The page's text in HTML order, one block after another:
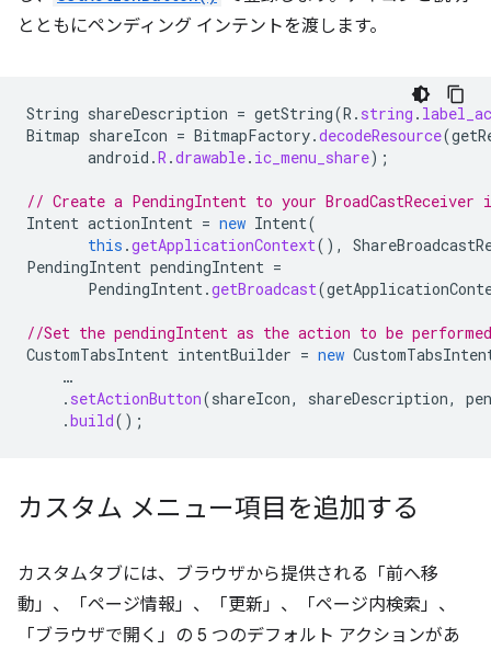
とともにペンディング インテントを渡します。
String shareDescription = getString(R . string .
Bitmap shareIcon = BitmapFactory.decodeResource(
android .R .drawable. ic_menu_share);
// Create a PendingIntent to your BroadCastReceiver
Intent actionIntent = new Intent(
this .getApplicationContext(),
PendingIntent pendingIntent =
PendingIntent.getBroadcast(
//Set the pendingIntent as the action to be
CustomTabsIntent intentBuilder = new
…
. setActionButton(shareIcon, shareDescription,
.build();
カスタム メニュー項目を追加する
カスタムタブには、ブラウザから提供される「前へ移
動」、「ページ情報」、「更新」、「ページ内検索」、
「ブラウザで開く」の 5 つのデフォルト アクションがあ